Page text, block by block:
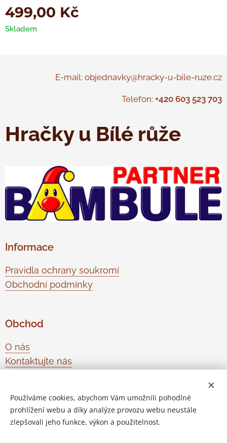
499,00 Kč
Skladem
E-mail: objednavky@hracky-u-bile-ruze.cz
Telefon: +420 603 523 703
Hračky u Bílé růže
Informace
Pravidla ochrany soukromí
Obchodní podmínky
Obchod
O nás
Kontaktujte nás
Vytvořeno službouWebnode Cookies
Používáme cookies, abychom Vám umožnili pohodlné
prohlížení webu a díky analýze provozu webu neustále
zlepšovali jeho funkce, výkon a použitelnost.